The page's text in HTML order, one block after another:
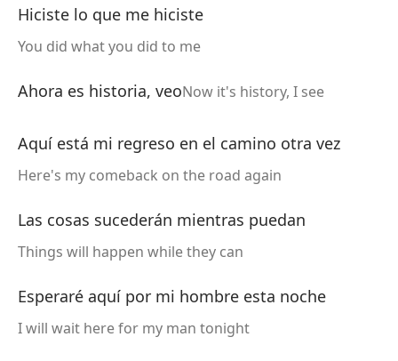
Hiciste lo que me hiciste
You did what you did to me
Ahora es historia, veoNow it's history, I see
Aquí está mi regreso en el camino otra vez
Here's my comeback on the road again
Las cosas sucederán mientras puedan
Things will happen while they can
Esperaré aquí por mi hombre esta noche
I will wait here for my man tonight